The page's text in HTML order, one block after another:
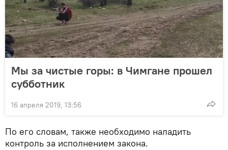
Мы за чистые горы: в Чимгане прошел
субботник
16 апреля 2019, 13:56
По его словам, также необходимо наладить
контроль за исполнением закона.